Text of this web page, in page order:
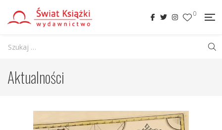
0
Aktualności